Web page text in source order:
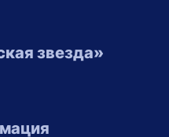
звезда»